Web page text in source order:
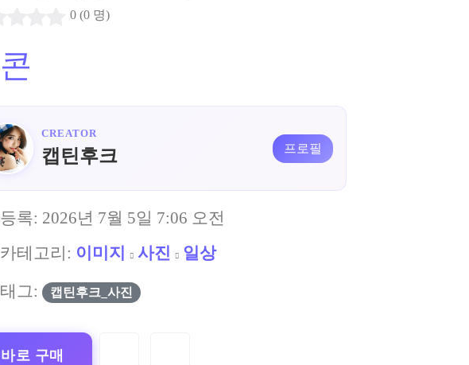
0 (0 명)
콘
CREATOR
캡틴후크 프로필
등록: 2026년 7월 5일 7:06 오전
카테고리: 이미지 사진 일상
태그: 캡틴후크_사진
바로 구매